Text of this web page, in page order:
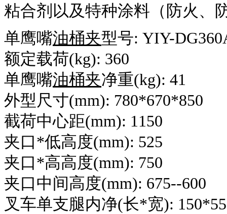
粘合剂以及特种涂料（防火、
单鹰嘴油桶夹型号: YIY-
额定载荷(kg): 360
单鹰嘴油桶夹净重(kg): 41
外型尺寸(mm): 780*670*850
截荷中心距(mm): 1150
夹口*低高度(mm): 525
夹口*高高度(mm): 750
夹口中间高度(mm): 675--600
叉车单支腿内净(长*宽): 150*55